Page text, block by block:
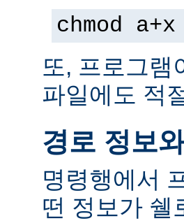
chmod
또, 프로그램
파일에도 적
경로 정보
명령행에서
떤 정보가 쉘